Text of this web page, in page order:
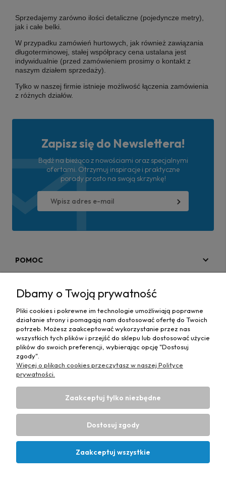
Sprzedajemy zarówno ilości detaliczne (pojedyncze metry),
jak i całe belki.
W przypadku zamówień hurtowych, jak również zawiązania
długoterminowej, stałej współpracy cena ustalana jest
indywidualnie (przed zamówieniem prosimy o kontakt z
naszym działem sprzedaży).
Tylko w naszej firmie istnieje możliwość łączenia zamówienia
z różnych działów.
Zapisz się do Newslettera!
Bądź na bieżąco z nowościami oraz specjalnymi
ofertami. Otrzymuj inspiracje i praktyczne
porady prosto na swoją skrzynkę!
POMOC
MAPA STRONY
INFORMACJE
Hurtownia materiałów tapicerskich Adrian| ul. Chorzowska
50e, 44-100 Gliwice, woj. śląskie | E-mail:
6312703341
Projekt i wykonanie:Ecommercy.pl
Dbamy o Twoją prywatność
Pliki cookies i pokrewne im technologie umożliwiają poprawne
działanie strony i pomagają nam dostosować ofertę do Twoich
potrzeb. Możesz zaakceptować wykorzystanie przez nas
wszystkich tych plików i przejść do sklepu lub dostosować użycie
plików do swoich preferencji, wybierając opcję "Dostosuj
zgody".
Więcej o plikach cookies przeczytasz w naszej Polityce
prywatności.
Zaakceptuj tylko niezbędne
Dostosuj zgody
Zaakceptuj wszystkie